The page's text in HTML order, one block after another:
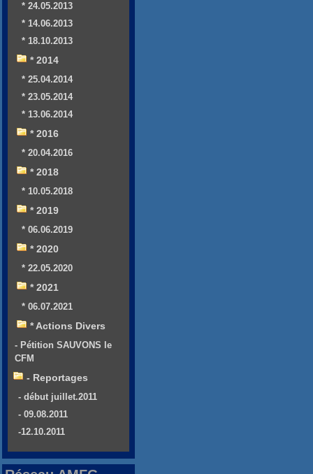
* 24.05.2013
* 14.06.2013
* 18.10.2013
* 2014
* 25.04.2014
* 23.05.2014
* 13.06.2014
* 2016
* 20.04.2016
* 2018
* 10.05.2018
* 2019
* 06.06.2019
* 2020
* 22.05.2020
* 2021
* 06.07.2021
* Actions Divers
- Pétition SAUVONS le
CFM
- Reportages
- début juillet.2011
- 09.08.2011
-12.10.2011